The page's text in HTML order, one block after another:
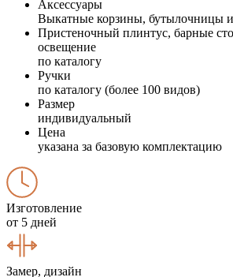
Аксессуары
Выкатные корзины, бутылочницы
Пристеночный плинтус, барные
освещение
по каталогу
Ручки
по каталогу (более 100 видов)
Размер
индивидуальный
Цена
указана за базовую комплектацию
Изготовление
от 5 дней
Замер, дизайн